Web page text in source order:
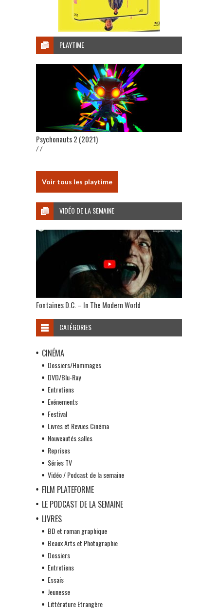
PLAYTIME
Psychonauts 2 (2021)
/ /
Voir tous les playtime
VIDÉO DE LA SEMAINE
Fontaines D.C. – In The Modern World
CATÉGORIES
CINÉMA
Dossiers/Hommages
DVD/Blu-Ray
Entretiens
Evénements
Festival
Livres et Revues Cinéma
Nouveautés salles
Reprises
Séries TV
Vidéo / Podcast de la semaine
FILM PLATEFORME
LE PODCAST DE LA SEMAINE
LIVRES
BD et roman graphique
Beaux Arts et Photographie
Dossiers
Entretiens
Essais
Jeunesse
Littérature Etrangère